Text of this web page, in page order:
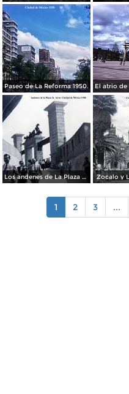
Paseo de La Reforma 1950.
Los andenes de La Plaza de toros Ciudad de México 1950 Zocalo y
1 2 3 ...